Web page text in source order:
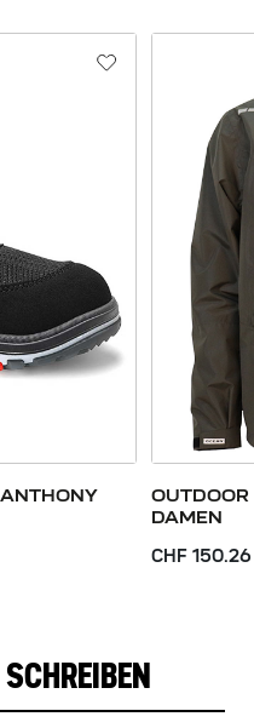
DAMEN
CHF 150.26